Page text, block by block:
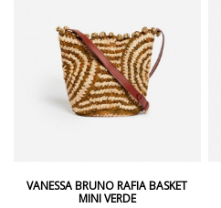
VANESSA BRUNO RAFIA BASKET
MINI VERDE